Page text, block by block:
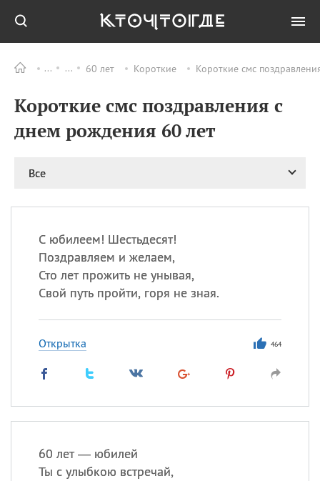
60 лет Короткие Короткие смс
Короткие смс поздравления с
днем рождения 60 лет
Все
С юбилеем! Шестьдесят!
Поздравляем и желаем,
Сто лет прожить не унывая,
Свой путь пройти, горя не зная.
Открытка 464
60 лет — юбилей
Ты с улыбкою встречай,
ПРАЗДНИКИ Все
06.08 Преображение
Господне у западных
христиан
Романа и Давида
07.08
07.08
маяка
07.08
Бояка